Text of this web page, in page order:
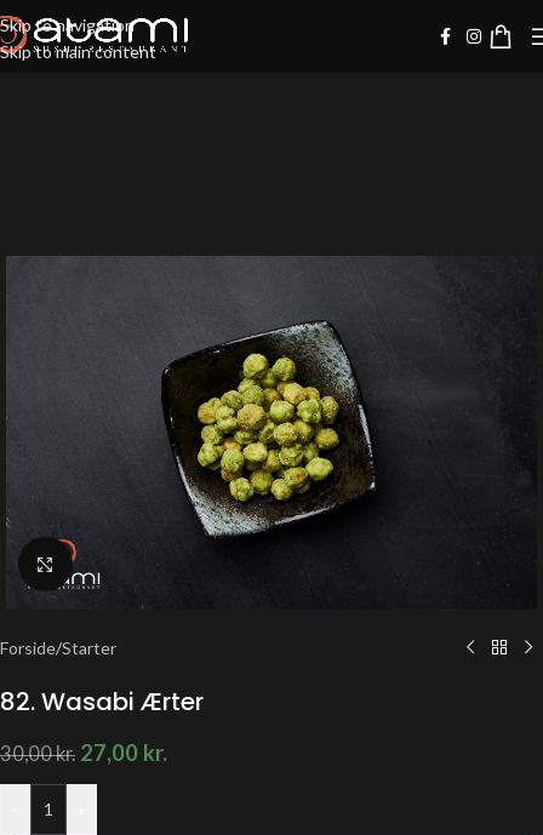
Skip to navigation
Skip to main content
Klik for at forstørre
Forside/Starter
82. Wasabi Ærter
30,00kr. 27,00 kr.